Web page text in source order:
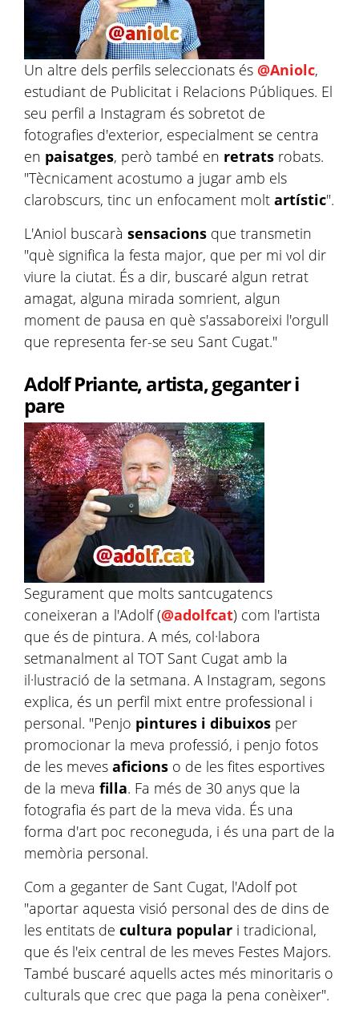
Un altre dels perfils seleccionats és @Aniolc,
estudiant de Publicitat i Relacions Públiques. El
seu perfil a Instagram és sobretot de
fotografies d'exterior, especialment se centra
en paisatges, però també en retrats robats.
"Tècnicament acostumo a jugar amb els
clarobscurs, tinc un enfocament molt artístic".
L'Aniol buscarà sensacions que transmetin
"què significa la festa major, que per mi vol dir
viure la ciutat. És a dir, buscaré algun retrat
amagat, alguna mirada somrient, algun
moment de pausa en què s'assaboreixi l'orgull
que representa fer-se seu Sant Cugat."
Adolf Priante, artista, geganter i
pare
Segurament que molts santcugatencs
coneixeran a l'Adolf (@adolfcat) com l'artista
que és de pintura. A més, col·labora
setmanalment al TOT Sant Cugat amb la
il·lustració de la setmana. A Instagram, segons
explica, és un perfil mixt entre professional i
personal. "Penjo pintures i dibuixos per
promocionar la meva professió, i penjo fotos
de les meves aficions o de les fites esportives
de la meva filla. Fa més de 30 anys que la
fotografia és part de la meva vida. És una
forma d'art poc reconeguda, i és una part de la
memòria personal.
Com a geganter de Sant Cugat, l'Adolf pot
"aportar aquesta visió personal des de dins de
les entitats de cultura popular i tradicional,
que és l'eix central de les meves Festes Majors.
També buscaré aquells actes més minoritaris o
culturals que crec que paga la pena conèixer".